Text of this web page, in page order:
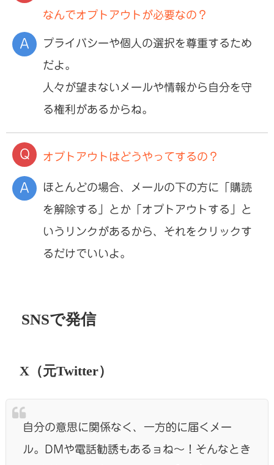
なんでオプトアウトが必要なの？
プライバシーや個人の選択を尊重するため
だよ。
人々が望まないメールや情報から自分を守
る権利があるからね。
オプトアウトはどうやってするの？
ほとんどの場合、メールの下の方に「購読
を解除する」とか「オプトアウトする」と
いうリンクがあるから、それをクリックす
るだけでいいよ。
SNSで発信
X（元Twitter）
自分の意思に関係なく、一方的に届くメー
ル。DMや電話勧誘もあるョね～！そんなとき